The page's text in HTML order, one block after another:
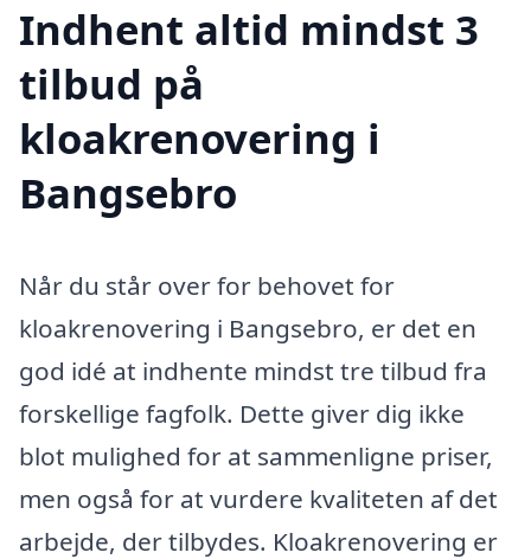
Indhent altid mindst 3
tilbud på
kloakrenovering i
Bangsebro
Når du står over for behovet for
kloakrenovering i Bangsebro, er det en
god idé at indhente mindst tre tilbud fra
forskellige fagfolk. Dette giver dig ikke
blot mulighed for at sammenligne priser,
men også for at vurdere kvaliteten af det
arbejde, der tilbydes. Kloakrenovering er